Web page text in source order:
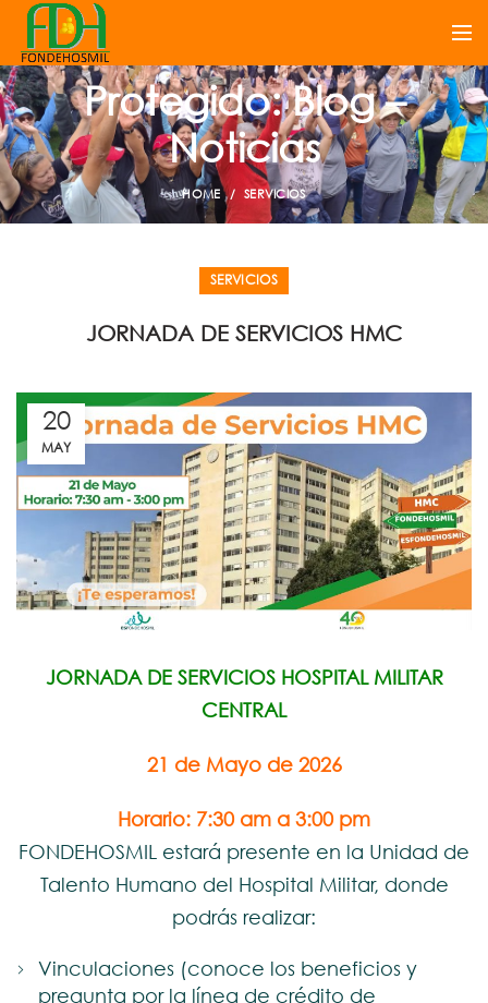
Protegido: Blog –
Noticias
HOME SERVICIOS
SERVICIOS
JORNADA DE SERVICIOS HMC
20
MAY
JORNADA DE SERVICIOS HOSPITAL MILITAR
CENTRAL
21 de Mayo de 2026
Horario: 7:30 am a 3:00 pm
FONDEHOSMIL estará presente en la Unidad de
Talento Humano del Hospital Militar, donde
podrás realizar:
Vinculaciones (conoce los beneficios y
pregunta por la línea de crédito de